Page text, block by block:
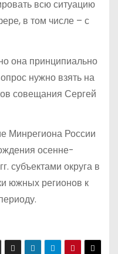
всю ситуацию
в том числе – с
она принципиально
нужно взять на
совещания Сергей
Минрегиона России
осенне-
субъектами округа в
южных регионов к